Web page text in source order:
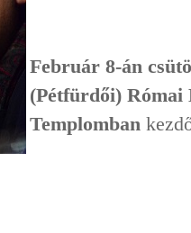
Február 8-án
(Pétfürdői) Római
Templomban